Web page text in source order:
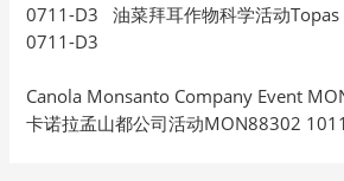
0711-D3 油菜拜耳作物科学活动
0711-D3
Canola Monsanto Company Event
卡诺拉孟山都公司活动MON88302